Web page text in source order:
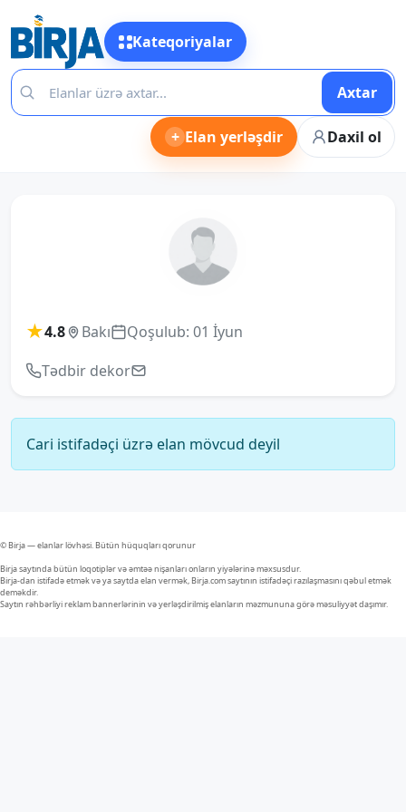
Kateqoriyalar
Axtar
+ Elan yerləşdir Daxil ol
★4.8 Bakı
Qoşulub: 01 İyun
Tədbir dekor
Cari istifadəçi üzrə elan mövcud deyil
© Birja — elanlar lövhəsi. Bütün hüquqları qorunur
Birja saytında bütün loqotiplər və əmtəə nişanları onların yiyələrinə məxsusdur.
Birja-dan istifadə etmək və ya saytda elan vermək, Birja.com saytının istifadəçi razılaşmasını qəbul etmək
deməkdir.
Saytın rəhbərliyi reklam bannerlərinin və yerləşdirilmiş elanların məzmununa görə məsuliyyət daşımır.